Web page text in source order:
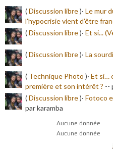
(Discussion libre)· Le mur
l’hypocrisie vient d’être
(Discussion libre)· Et si...
(Discussion libre)· La
( Technique Photo )· Et si…
première et son intérêt ? --
(Discussion libre)· Fotoco
par karamba
Aucune donnée
Aucune donnée